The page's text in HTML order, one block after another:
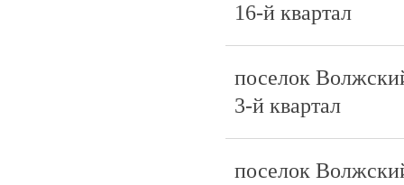
16-й квартал
поселок
3-й квартал
поселок